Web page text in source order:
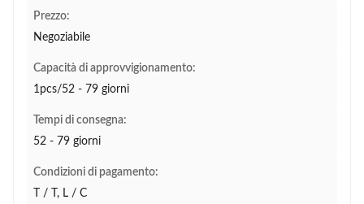
Prezzo:
Negoziabile
Capacità di approvvigionamento:
1pcs/52 - 79 giorni
Tempi di consegna:
52 - 79 giorni
Condizioni di pagamento:
T / T, L / C